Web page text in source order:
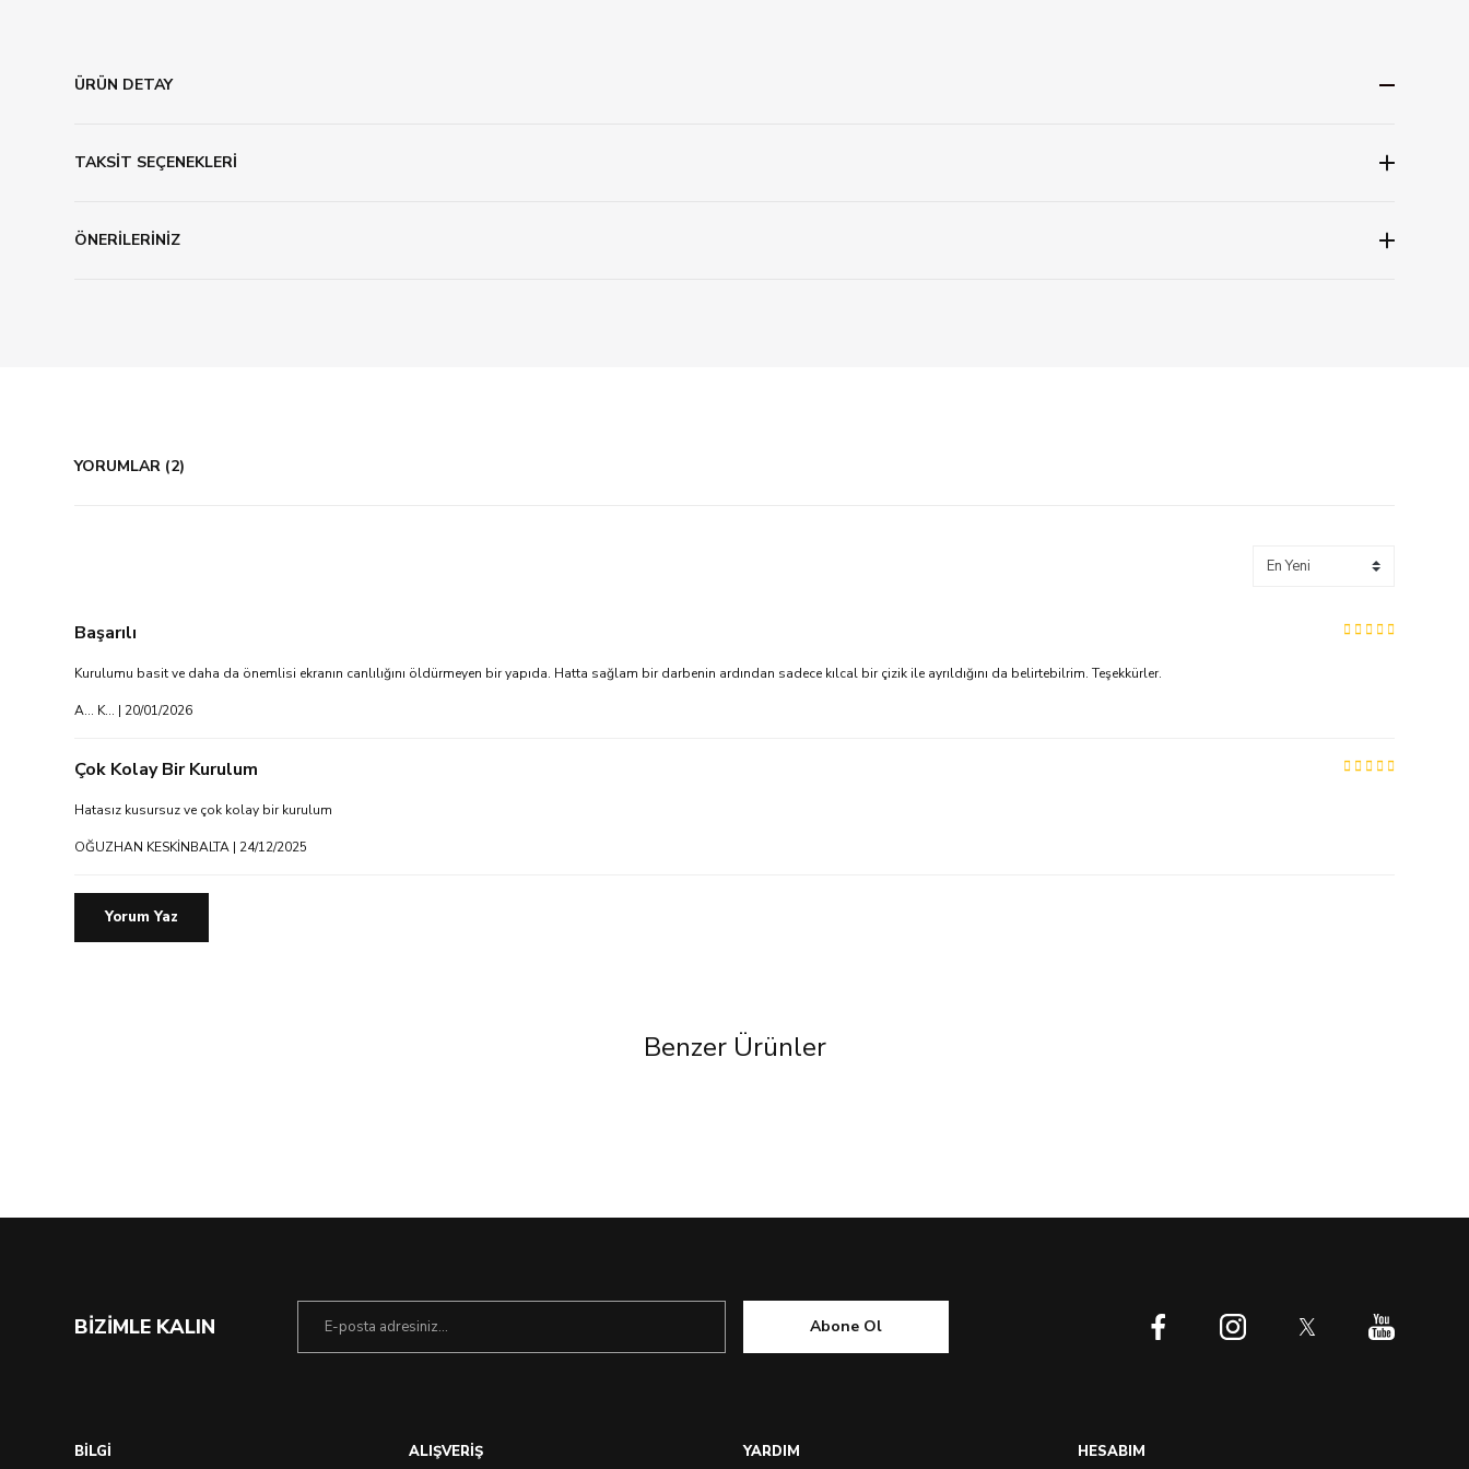
ÜRÜN DETAY
TAKSİT SEÇENEKLERİ
ÖNERİLERİNİZ
YORUMLAR (2)
Başarılı
Kurulumu basit ve daha da önemlisi ekranın canlılığını öldürmeyen bir yapıda. Hatta sağlam bir darbenin ardından sadece kılcal bir çizik ile ayrıldığını da belirtebilrim. Teşekkürler.
A... K... | 20/01/2026
Çok Kolay Bir Kurulum
Hatasız kusursuz ve çok kolay bir kurulum
OĞUZHAN KESKİNBALTA | 24/12/2025
Yorum Yaz
Benzer Ürünler
BİZİMLE KALIN Abone Ol
BİLGİ ALIŞVERİŞ YARDIM HESABIM